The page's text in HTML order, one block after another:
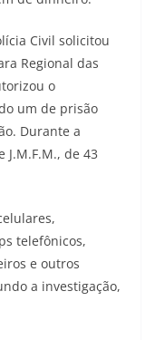
Civil solicitou
Regional das
o
um de prisão
Durante a
de 43
telefônicos,
e outros
a investigação,